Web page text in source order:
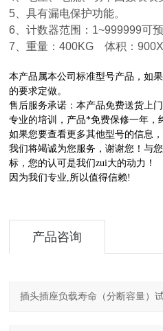
5 、具有漏电保护功能。
6 、计数器范围： 1~999999可
7 、重量：400KG体积：
本产品属本公司标准型号产品，如
的要求定做。
售后服务承诺：本产品免费送货上
专业的培训，产品*免费保修一年，
如果您要查看更多其他型号的信息
我们将竭诚为您服务，谢谢您！与
标，您的认可是我们zui大的动力！
因为我们专业,所以值得信赖!
产品咨询